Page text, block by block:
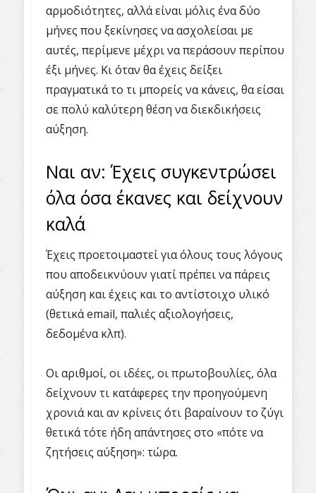
αρμοδιότητες, αλλά είναι μόλις ένα δύο
μήνες που ξεκίνησες να ασχολείσαι με
αυτές, περίμενε μέχρι να περάσουν περίπου
έξι μήνες. Κι όταν θα έχεις δείξει
πραγματικά το τι μπορείς να κάνεις, θα είσαι
σε πολύ καλύτερη θέση να διεκδικήσεις
αύξηση.
Ναι αν: Έχεις συγκεντρώσει
όλα όσα έκανες και δείχνουν
καλά
Έχεις προετοιμαστεί για όλους τους λόγους
που αποδεικνύουν γιατί πρέπει να πάρεις
αύξηση και έχεις και το αντίστοιχο υλικό
(θετικά email, παλιές αξιολογήσεις,
δεδομένα κλπ).
Οι αριθμοί, οι ιδέες, οι πρωτοβουλίες, όλα
δείχνουν τι κατάφερες την προηγούμενη
χρονιά και αν κρίνεις ότι βαραίνουν το ζύγι
θετικά τότε ήδη απάντησες στο «πότε να
ζητήσεις αύξηση»: τώρα.